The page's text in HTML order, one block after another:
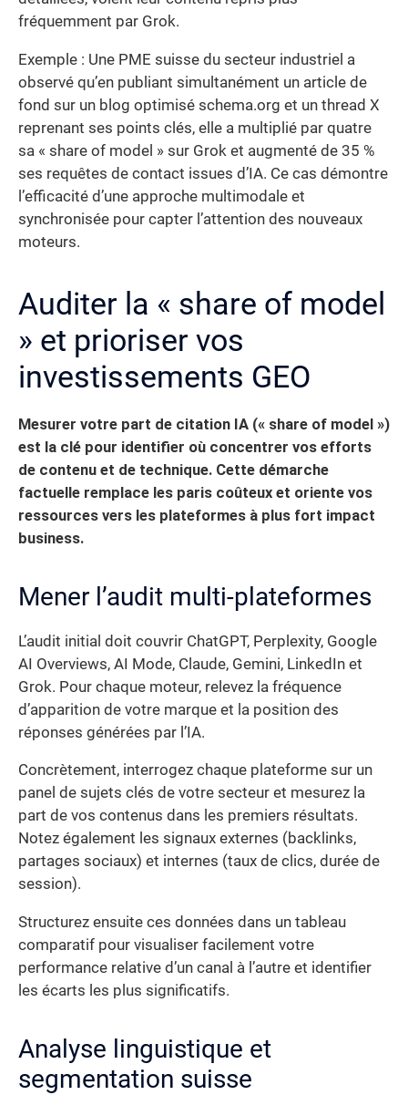
fréquemment par Grok.
Exemple : Une PME suisse du secteur industriel a
observé qu’en publiant simultanément un article de
fond sur un blog optimisé schema.org et un thread X
reprenant ses points clés, elle a multiplié par quatre
sa « share of model » sur Grok et augmenté de 35 %
ses requêtes de contact issues d’IA. Ce cas démontre
l’efficacité d’une approche multimodale et
synchronisée pour capter l’attention des nouveaux
moteurs.
Auditer la « share of model
» et prioriser vos
investissements GEO
Mesurer votre part de citation IA (« share of model »)
est la clé pour identifier où concentrer vos efforts
de contenu et de technique. Cette démarche
factuelle remplace les paris coûteux et oriente vos
ressources vers les plateformes à plus fort impact
business.
Mener l’audit multi-plateformes
L’audit initial doit couvrir ChatGPT, Perplexity, Google
AI Overviews, AI Mode, Claude, Gemini, LinkedIn et
Grok. Pour chaque moteur, relevez la fréquence
d’apparition de votre marque et la position des
réponses générées par l’IA.
Concrètement, interrogez chaque plateforme sur un
panel de sujets clés de votre secteur et mesurez la
part de vos contenus dans les premiers résultats.
Notez également les signaux externes (backlinks,
partages sociaux) et internes (taux de clics, durée de
session).
Structurez ensuite ces données dans un tableau
comparatif pour visualiser facilement votre
performance relative d’un canal à l’autre et identifier
les écarts les plus significatifs.
Analyse linguistique et
segmentation suisse